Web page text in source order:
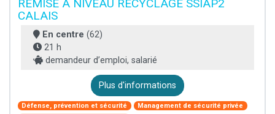
REMISE A NIVEAU RECYCLAGE SSIAP2
CALAIS
En centre (62)
21 h
demandeur d’emploi, salarié
Plus d'informations
Défense, prévention et sécurité
Management de sécurité privée